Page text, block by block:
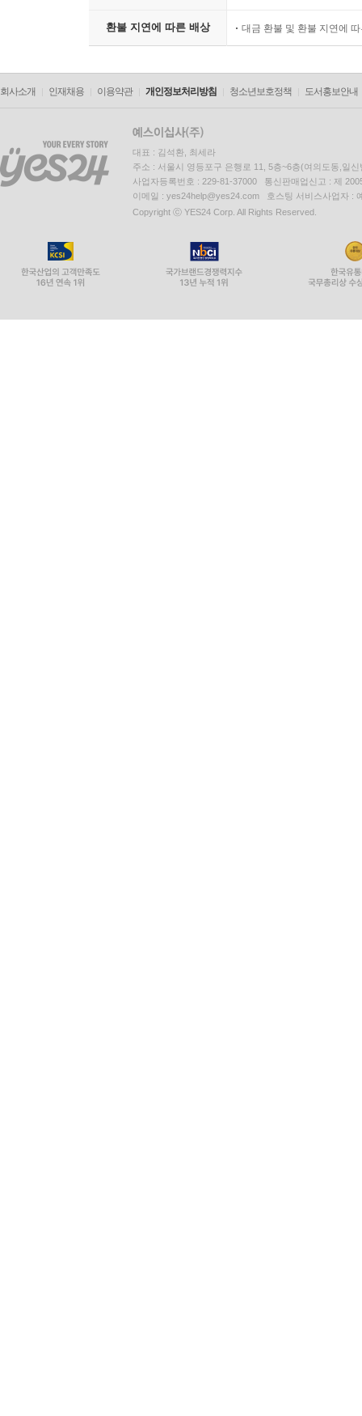
환불 지연에 따른 배상 대금 환불 및 환불 지연에
회사소개 인재채용 이용약관 개인정보처리방침 청소년보호정책 도서홍보안내
대표 : 김석환, 최세라
주소 : 서울시 영등포구 은행로 11, 5층~6층(여의도동,일신
사업자등록번호 : 229-81-37000 통신판매업신고 : 제
이메일 : yes24help@yes24.com 호스팅 서비스사업자 :
Copyright ⓒ YES24 Corp. All Rights Reserved.